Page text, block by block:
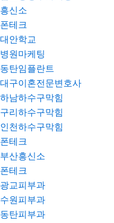
흥신소
폰테크
대안학교
병원마케팅
동탄임플란트
대구이혼전문변호사
하남하수구막힘
구리하수구막힘
인천하수구막힘
폰테크
부산흥신소
폰테크
광교피부과
수원피부과
동탄피부과